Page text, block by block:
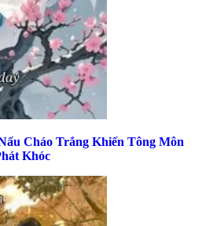
Cháo Trắng Khiến Tông Môn
Khóc